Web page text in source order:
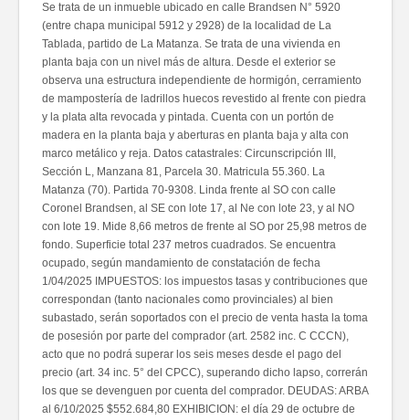
Se trata de un inmueble ubicado en calle Brandsen N° 5920
(entre chapa municipal 5912 y 2928) de la localidad de La
Tablada, partido de La Matanza. Se trata de una vivienda en
planta baja con un nivel más de altura. Desde el exterior se
observa una estructura independiente de hormigón, cerramiento
de mampostería de ladrillos huecos revestido al frente con piedra
y la plata alta revocada y pintada. Cuenta con un portón de
madera en la planta baja y aberturas en planta baja y alta con
marco metálico y reja. Datos catastrales: Circunscripción III,
Sección L, Manzana 81, Parcela 30. Matricula 55.360. La
Matanza (70). Partida 70-9308. Linda frente al SO con calle
Coronel Brandsen, al SE con lote 17, al Ne con lote 23, y al NO
con lote 19. Mide 8,66 metros de frente al SO por 25,98 metros de
fondo. Superficie total 237 metros cuadrados. Se encuentra
ocupado, según mandamiento de constatación de fecha
1/04/2025 IMPUESTOS: los impuestos tasas y contribuciones que
correspondan (tanto nacionales como provinciales) al bien
subastado, serán soportados con el precio de venta hasta la toma
de posesión por parte del comprador (art. 2582 inc. C CCCN),
acto que no podrá superar los seis meses desde el pago del
precio (art. 34 inc. 5° del CPCC), superando dicho lapso, correrán
los que se devenguen por cuenta del comprador. DEUDAS: ARBA
al 6/10/2025 $552.684,80 EXHIBICION: el día 29 de octubre de